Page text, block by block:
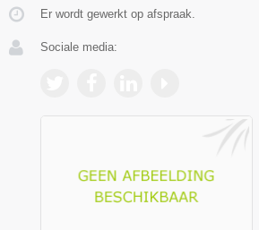
Er wordt gewerkt op afspraak.
Sociale media: